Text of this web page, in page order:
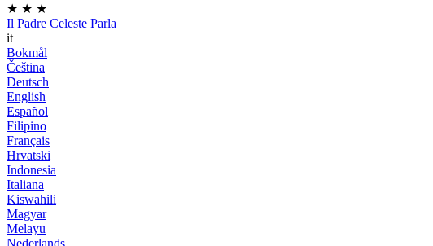
★ ★ ★
Il Padre Celeste Parla
it
Bokmål
Čeština
Deutsch
English
Español
Filipino
Français
Hrvatski
Indonesia
Italiana
Kiswahili
Magyar
Melayu
Nederlands